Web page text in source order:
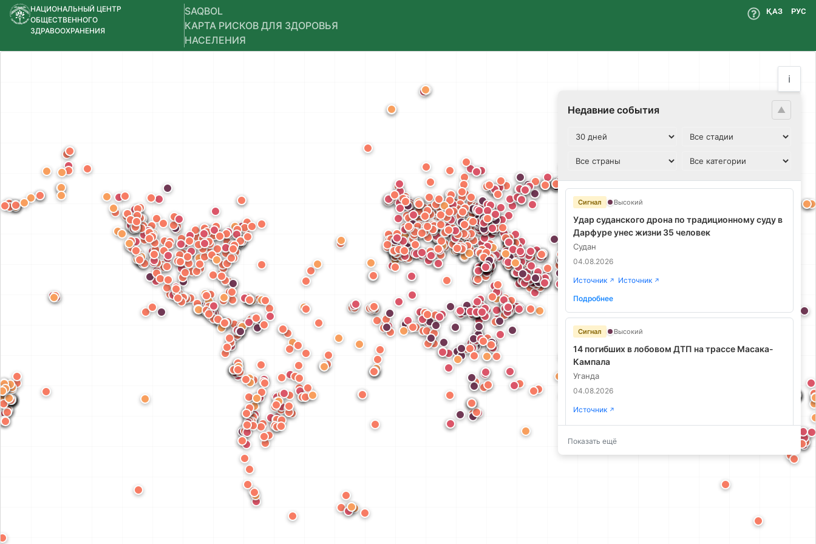
НАЦИОНАЛЬНЫЙ ЦЕНТР
ОБЩЕСТВЕННОГО
ЗДРАВООХРАНЕНИЯ
SAQBOL
КАРТА РИСКОВ ДЛЯ ЗДОРОВЬЯ
НАСЕЛЕНИЯ
ҚАЗ РУС
ℹ️
Недавние события ▲
Сигнал Высокий
Удар суданского дрона по традиционному суду в
Дарфуре унес жизни 35 человек
Судан
04.08.2026
Источник ↗ Источник ↗
Подробнее
Сигнал Высокий
14 погибших в лобовом ДТП на трассе Масака-
Кампала
Уганда
04.08.2026
Источник ↗
Подробнее
Показать ещё